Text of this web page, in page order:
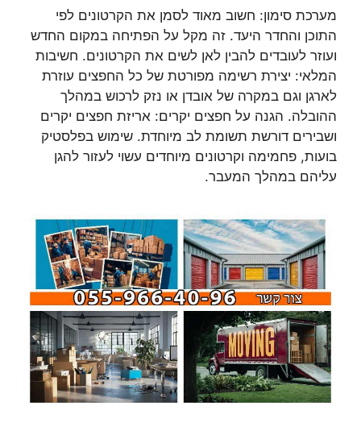
מערכת סימון: חשוב מאוד לסמן את הקרטונים לפי
התוכן והחדר היעד. זה מקל על הפתיחה במקום החדש
ועוזר לעובדים להבין לאן לשים את הקרטונים. חשיבות
המלאי: יצירת רשימה מפורטת של כל החפצים עוזרת
לארגן וגם במקרה של אובדן או נזק לרכוש במהלך
ההובלה. הגנה על חפצים יקרים: אריזת חפצים יקרים
ושבירים דורשת תשומת לב מיוחדת. שימוש בפלסטיק
בועות, פחמימה וקרטונים מיוחדים עשוי לעזור להגן
עליהם במהלך המעבר.